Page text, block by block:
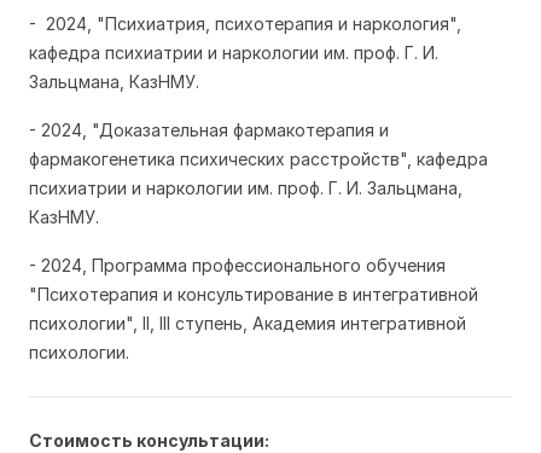
- 2024, "Психиатрия, психотерапия и наркология",
кафедра психиатрии и наркологии им. проф. Г. И.
Зальцмана, КазНМУ.
- 2024, "Доказательная фармакотерапия и
фармакогенетика психических расстройств", кафедра
психиатрии и наркологии им. проф. Г. И. Зальцмана,
КазНМУ.
- 2024, Программа профессионального обучения
"Психотерапия и консультирование в интегративной
психологии", II, III ступень, Академия интегративной
психологии.
Стоимость консультации: